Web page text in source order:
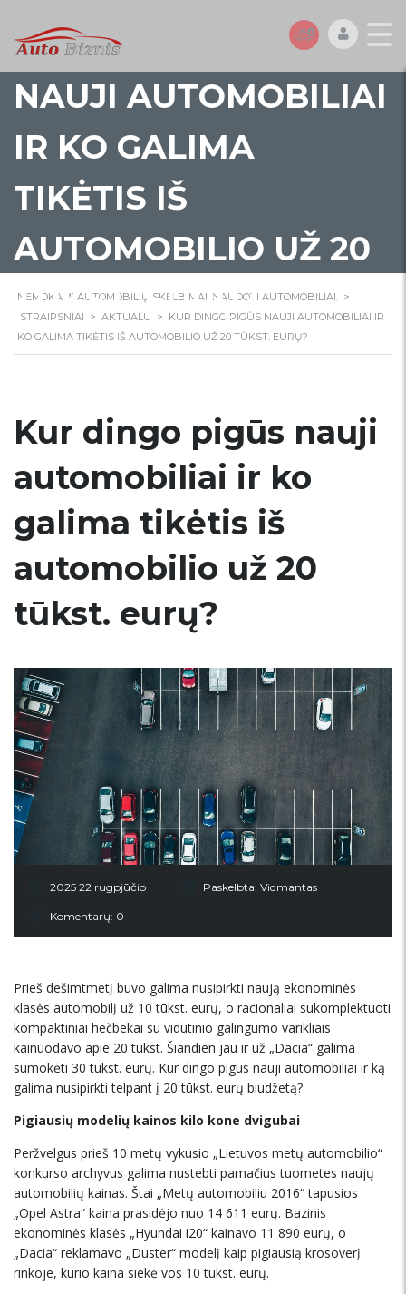
KUR DINGO PIGŪS
NAUJI AUTOMOBILIAI
IR KO GALIMA
TIKĖTIS IŠ
AUTOMOBILIO UŽ 20
TŪKST. EURŲ?
NEMOKAMI AUTOMOBILIŲ SKELBIMAI. NAUDOTI AUTOMOBILIAI. >
STRAIPSNIAI > AKTUALU > KUR DINGO PIGŪS NAUJI AUTOMOBILIAI IR
KO GALIMA TIKĖTIS IŠ AUTOMOBILIO UŽ 20 TŪKST. EURŲ?
Kur dingo pigūs nauji
automobiliai ir ko
galima tikėtis iš
automobilio už 20
tūkst. eurų?
2025 22 rugpjūčio Paskelbta: Vidmantas
Komentarų: 0
Prieš dešimtmetį buvo galima nusipirkti naują ekonominės
klasės automobilį už 10 tūkst. eurų, o racionaliai sukomplektuoti
kompaktiniai hečbekai su vidutinio galingumo varikliais
kainuodavo apie 20 tūkst. Šiandien jau ir už „Dacia“ galima
sumokėti 30 tūkst. eurų. Kur dingo pigūs nauji automobiliai ir ką
galima nusipirkti telpant į 20 tūkst. eurų biudžetą?
Pigiausių modelių kainos kilo kone dvigubai
Peržvelgus prieš 10 metų vykusio „Lietuvos metų automobilio“
konkurso archyvus galima nustebti pamačius tuometes naujų
automobilių kainas. Štai „Metų automobiliu 2016“ tapusios
„Opel Astra“ kaina prasidėjo nuo 14 611 eurų. Bazinis
ekonominės klasės „Hyundai i20“ kainavo 11 890 eurų, o
„Dacia“ reklamavo „Duster“ modelį kaip pigiausią krosoverį
rinkoje, kurio kaina siekė vos 10 tūkst. eurų.